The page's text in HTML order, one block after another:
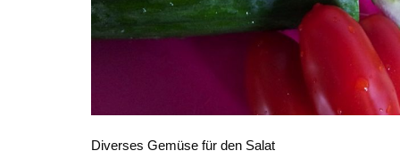
Diverses Gemüse für den Salat